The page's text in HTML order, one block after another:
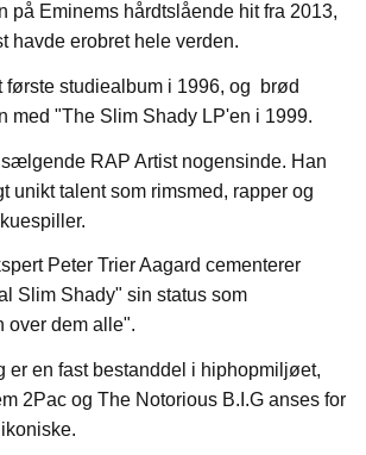
på Eminems hårdtslående hit fra 2013,
havde erobret hele verden.
første studiealbum i 1996, og brød
med "The Slim Shady LP'en i 1999.
RAP Artist nogensinde. Han
unikt talent som rimsmed, rapper og
Peter Trier Aagard cementerer
Slim Shady" sin status som
over dem alle".
er en fast bestanddel i hiphopmiljøet,
2Pac og The Notorious B.I.G anses for